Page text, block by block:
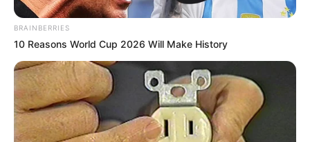
remarqué dans la course de référence du 20 mars
confirme sa compétitivité. Bien placée au poids, elle
peut encore viser une place.
Tilila (3)
Lauréate du Quinté+ du 20 mars sur ce même tracé,
Tilila reste à surveiller. Même si sa valeur actuelle
limite sa marge, sa constance plaide en sa faveur.
Pour une place, elle semble incontournable.
BRAINBERRIES
10 Reasons World Cup 2026 Will Make History